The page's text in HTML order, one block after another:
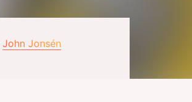
John Jonsén